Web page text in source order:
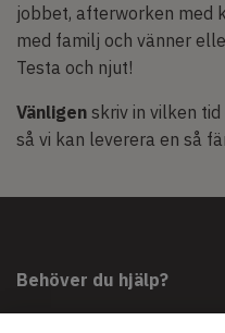
jobbet, afterworken med
med familj och vänner
Testa och njut!
Vänligen skriv in vilken
så vi kan leverera en så
Behöver du hjälp?